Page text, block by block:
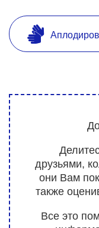
друзьями,
они Вам
также
Все это